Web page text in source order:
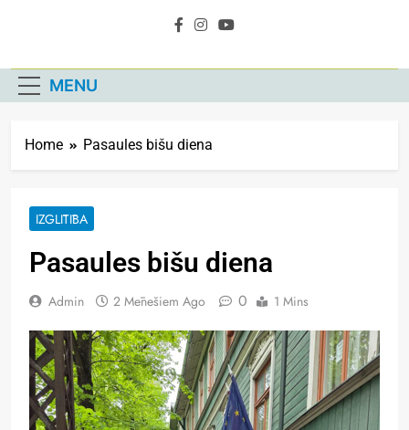
MENU
Home Pasaules bišu diena
IZGLĪTĪBA
Pasaules bišu diena
Admin 2 Mēnešiem Ago 0 1 Mins